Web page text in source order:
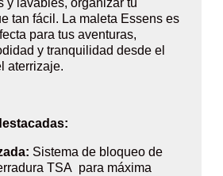
y lavables, organizar tu
tan fácil. La maleta Essens es
para tus aventuras,
y tranquilidad desde el
aterrizaje.
Sistema de bloqueo de
TSA para máxima